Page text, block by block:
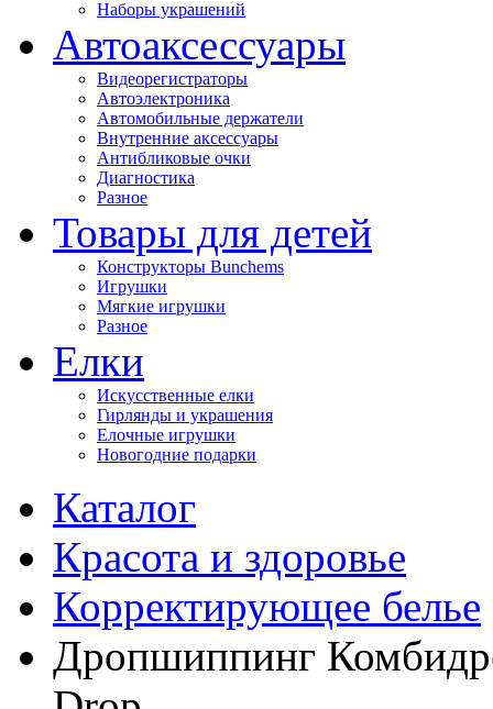
Наборы украшений
Автоаксессуары
Видеорегистраторы
Автоэлектроника
Автомобильные держатели
Внутренние аксессуары
Антибликовые очки
Диагностика
Разное
Товары для детей
Конструкторы Bunchems
Игрушки
Мягкие игрушки
Разное
Елки
Искусственные елки
Гирлянды и украшения
Елочные игрушки
Новогодние подарки
Каталог
Красота и здоровье
Корректирующее белье
Дропшиппинг